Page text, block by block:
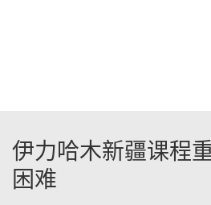
伊力哈木新疆课程
困难